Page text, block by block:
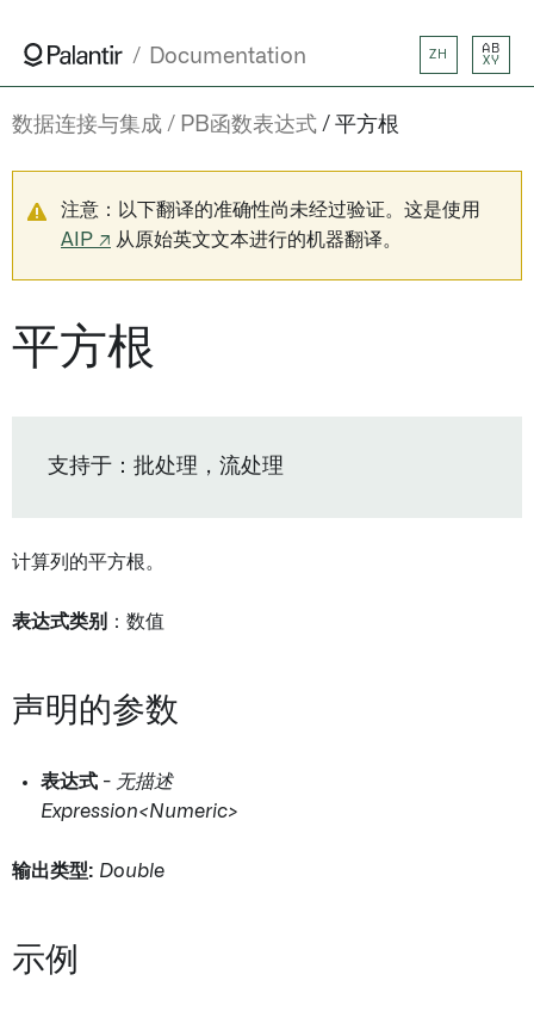
Documentation ZH
AB
XY
数据连接与集成 PB函数表达式 平方根
注意：以下翻译的准确性尚未经过验证。这是使用
AIP ↗ 从原始英文文本进行的机器翻译。
平方根
支持于：批处理，流处理
计算列的平方根。
表达式类别 ：数值
声明的参数
表达式 - 无描述
Expression<Numeric>
输出类型: Double
示例